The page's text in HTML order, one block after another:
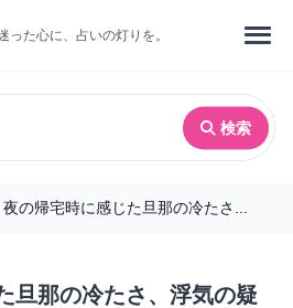
った心に、占いの灯りを。
検索
夜の帰宅時に感じた旦那の冷たさ...
旦那の冷たさ、浮気の疑